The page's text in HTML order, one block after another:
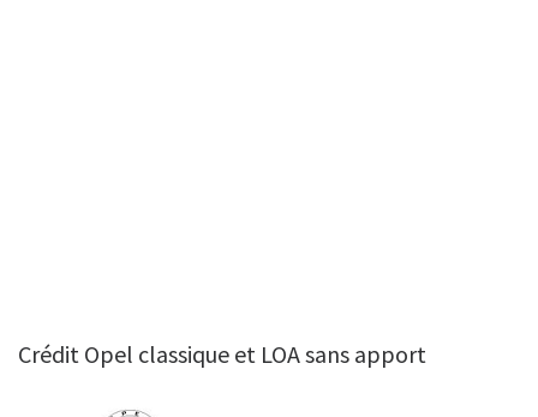
Crédit Opel classique et LOA sans apport